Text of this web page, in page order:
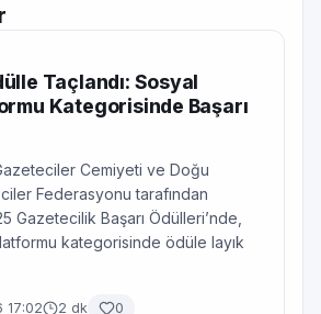
Taçlandı: Sosyal
Kategorisinde Başarı
Cemiyeti ve Doğu
Federasyonu tarafından
Gazetecilik Başarı Ödülleri’nde,
kategorisinde ödüle layık
17:02 2 dk 0